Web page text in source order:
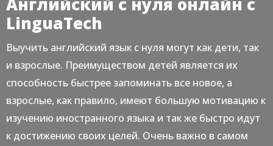
LinguaTech
Выучить английский язык с нуля могут как дети, так
и взрослые. Преимуществом детей является их
способность быстрее запоминать все новое, а
взрослые, как правило, имеют большую мотивацию к
изучению иностранного языка и так же быстро идут
к достижению своих целей. Очень важно в самом